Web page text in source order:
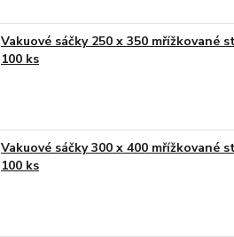
Vakuové sáčky 250 x 350 mřížkované
100 ks
Vakuové sáčky 300 x 400 mřížkované
100 ks